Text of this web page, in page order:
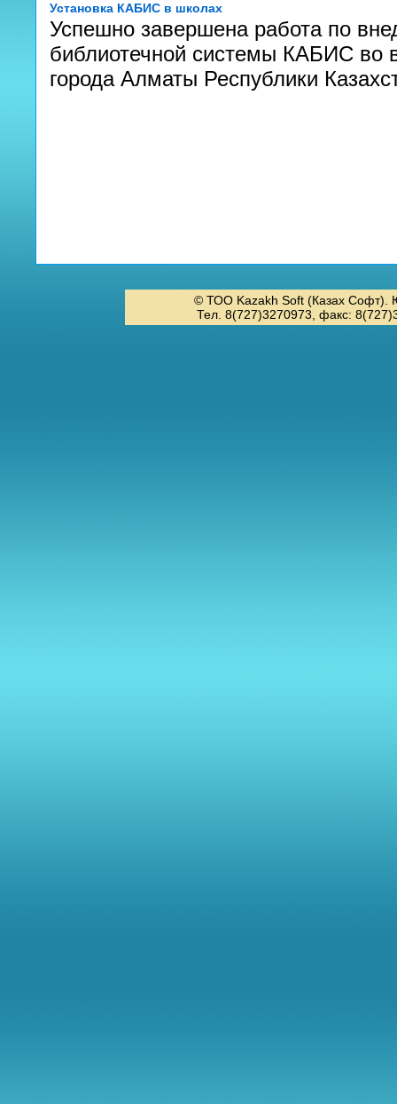
Установка КАБИС в школах
Успешно завершена работа по
библиотечной системы КАБИС во
города Алматы Республики
© ТОО Kazakh Soft (Казах Софт).
Тел. 8(727)3270973, факс: